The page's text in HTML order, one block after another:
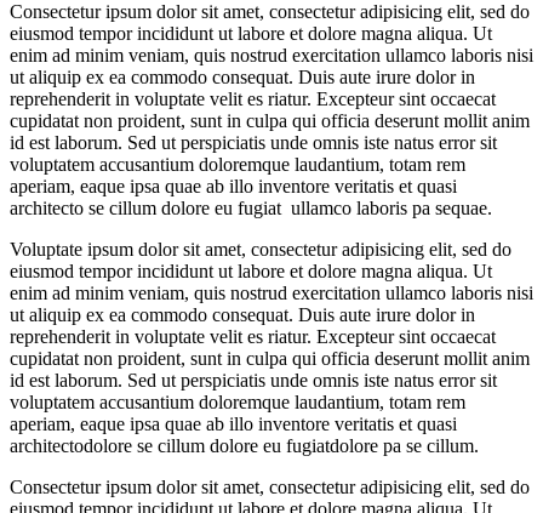
Consectetur ipsum dolor sit amet, consectetur adipisicing elit, sed do
eiusmod tempor incididunt ut labore et dolore magna aliqua. Ut
enim ad minim veniam, quis nostrud exercitation ullamco laboris nisi
ut aliquip ex ea commodo consequat. Duis aute irure dolor in
reprehenderit in voluptate velit es riatur. Excepteur sint occaecat
cupidatat non proident, sunt in culpa qui officia deserunt mollit anim
id est laborum. Sed ut perspiciatis unde omnis iste natus error sit
voluptatem accusantium doloremque laudantium, totam rem
aperiam, eaque ipsa quae ab illo inventore veritatis et quasi
architecto se cillum dolore eu fugiat ullamco laboris pa sequae.
Voluptate ipsum dolor sit amet, consectetur adipisicing elit, sed do
eiusmod tempor incididunt ut labore et dolore magna aliqua. Ut
enim ad minim veniam, quis nostrud exercitation ullamco laboris nisi
ut aliquip ex ea commodo consequat. Duis aute irure dolor in
reprehenderit in voluptate velit es riatur. Excepteur sint occaecat
cupidatat non proident, sunt in culpa qui officia deserunt mollit anim
id est laborum. Sed ut perspiciatis unde omnis iste natus error sit
voluptatem accusantium doloremque laudantium, totam rem
aperiam, eaque ipsa quae ab illo inventore veritatis et quasi
architectodolore se cillum dolore eu fugiatdolore pa se cillum.
Consectetur ipsum dolor sit amet, consectetur adipisicing elit, sed do
eiusmod tempor incididunt ut labore et dolore magna aliqua. Ut